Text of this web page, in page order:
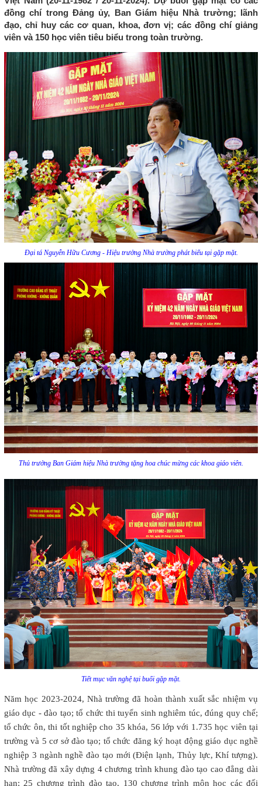
đồng chí trong Đảng ủy, Ban Giám hiệu Nhà trường; lãnh
đạo, chỉ huy các cơ quan, khoa, đơn vị; các đồng chí giảng
viên và 150 học viên tiêu biểu trong toàn trường.
Đại tá Nguyễn Hữu Cương - Hiệu trưởng Nhà trường phát biểu tại gặp mặt.
Thủ trưởng Ban Giám hiệu Nhà trường tặng hoa chúc mừng các khoa giáo viên.
Tiết mục văn nghệ tại buổi gặp mặt.
Năm học 2023-2024, Nhà trường đã hoàn thành xuất sắc nhiệm vụ
giáo dục - đào tạo; tổ chức thi tuyển sinh nghiêm túc, đúng quy chế;
tổ chức ôn, thi tốt nghiệp cho 35 khóa, 56 lớp với 1.735 học viên tại
trường và 5 cơ sở đào tạo; tổ chức đăng ký hoạt động giáo dục nghề
nghiệp 3 ngành nghề đào tạo mới (Điện lạnh, Thủy lực, Khí tượng).
Nhà trường đã xây dựng 4 chương trình khung đào tạo cao đẳng dài
hạn; 25 chương trình đào tạo, 130 chương trình môn học các đối